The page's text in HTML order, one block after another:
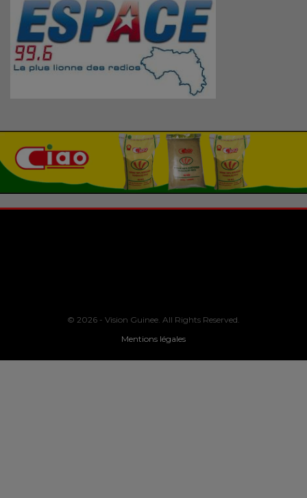
© 2026 - Vision Guinee. All Rights Reserved.
Mentions légales